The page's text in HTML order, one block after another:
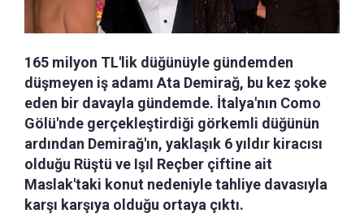
165 milyon TL'lik düğünüyle gündemden
düşmeyen iş adamı Ata Demirağ, bu kez şoke
eden bir davayla gündemde. İtalya'nın Como
Gölü'nde gerçekleştirdiği görkemli düğünün
ardından Demirağ'ın, yaklaşık 6 yıldır kiracısı
olduğu Rüştü ve Işıl Reçber çiftine ait
Maslak'taki konut nedeniyle tahliye davasıyla
karşı karşıya olduğu ortaya çıktı.